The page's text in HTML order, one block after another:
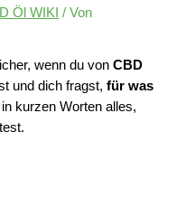
Öl WIKI / Von
wenn du vonCBD
und dich fragst,für was
kurzen Worten alles,